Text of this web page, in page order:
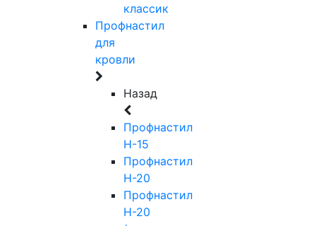
классик
Профнастил
для
кровли
Назад
Профнастил
Н-15
Профнастил
Н-20
Профнастил
Н-20